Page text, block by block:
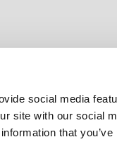
social media
site with our social
that you’ve
sulla privacy